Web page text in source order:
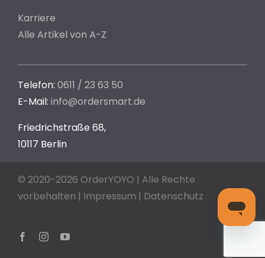
Karriere
Alle Artikel von A-Z
Telefon: 0611 / 23 63 50
E-Mail: info@ordersmart.de
Friedrichstraße 68,
10117 Berlin
© 2020-2026 OrderYOYO | Alle Rechte
vorbehalten | Impressum | Datenschutz